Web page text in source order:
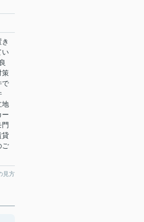
い
策
で
地
ー
貸
ご
見方